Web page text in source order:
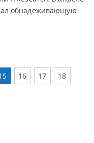
обнадеживающую
16 17 18